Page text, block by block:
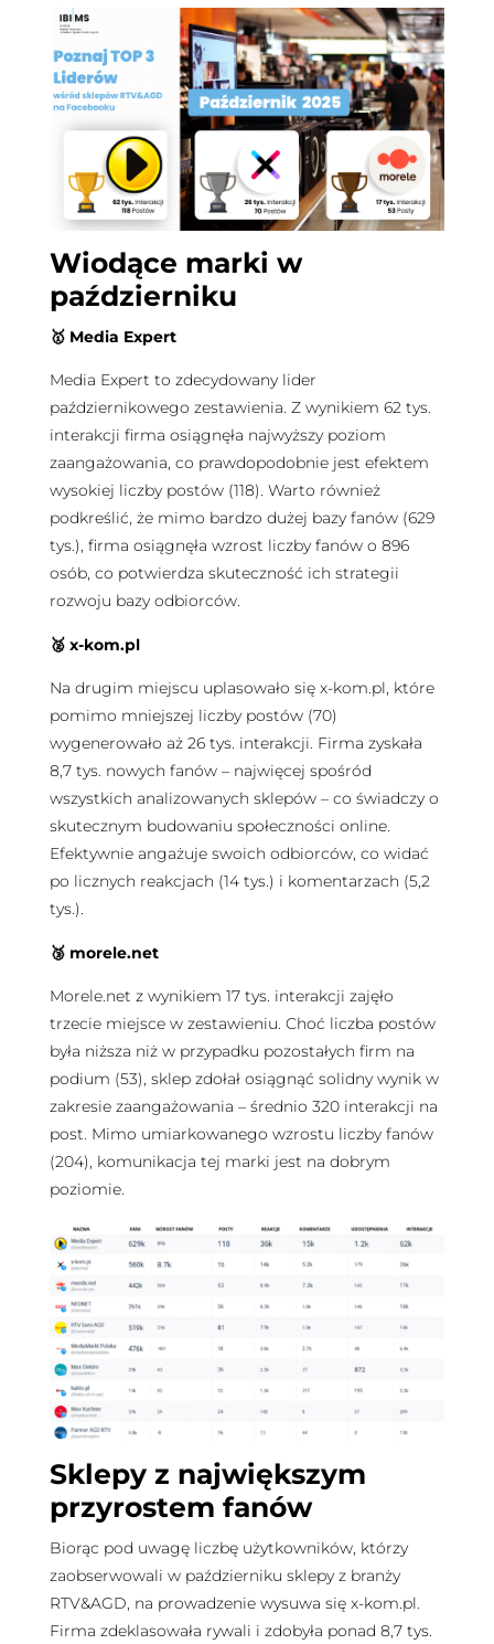
Wiodące marki w
październiku
🥇 Media Expert
Media Expert to zdecydowany lider
październikowego zestawienia. Z wynikiem 62 tys.
interakcji firma osiągnęła najwyższy poziom
zaangażowania, co prawdopodobnie jest efektem
wysokiej liczby postów (118). Warto również
podkreślić, że mimo bardzo dużej bazy fanów (629
tys.), firma osiągnęła wzrost liczby fanów o 896
osób, co potwierdza skuteczność ich strategii
rozwoju bazy odbiorców.
🥈 x-kom.pl
Na drugim miejscu uplasowało się x-kom.pl, które
pomimo mniejszej liczby postów (70)
wygenerowało aż 26 tys. interakcji. Firma zyskała
8,7 tys. nowych fanów – najwięcej spośród
wszystkich analizowanych sklepów – co świadczy o
skutecznym budowaniu społeczności online.
Efektywnie angażuje swoich odbiorców, co widać
po licznych reakcjach (14 tys.) i komentarzach (5,2
tys.).
🥉 morele.net
Morele.net z wynikiem 17 tys. interakcji zajęło
trzecie miejsce w zestawieniu. Choć liczba postów
była niższa niż w przypadku pozostałych firm na
podium (53), sklep zdołał osiągnąć solidny wynik w
zakresie zaangażowania – średnio 320 interakcji na
post. Mimo umiarkowanego wzrostu liczby fanów
(204), komunikacja tej marki jest na dobrym
poziomie.
Sklepy z największym
przyrostem fanów
Biorąc pod uwagę liczbę użytkowników, którzy
zaobserwowali w październiku sklepy z branży
RTV&AGD, na prowadzenie wysuwa się x-kom.pl.
Firma zdeklasowała rywali i zdobyła ponad 8,7 tys.